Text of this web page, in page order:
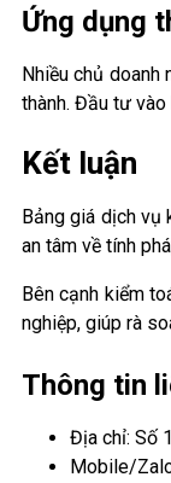
Ứng dụng
Nhiều chủ
thành. Đầu tư
Kết luận
Bảng giá dịch vụ
an tâm về tính
Bên cạnh kiểm
nghiệp, giúp rà
Thông tin
Địa chỉ: Số
Mobile/